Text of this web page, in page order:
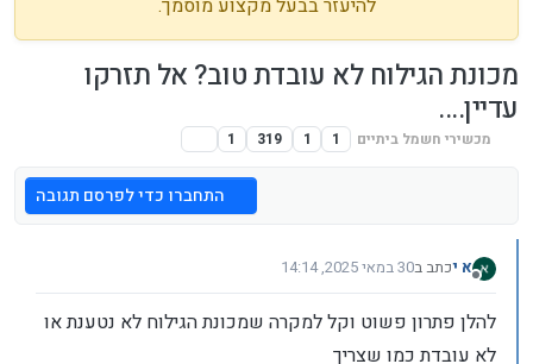
מכונת הגילוח לא עובדת טוב? אל תזרקו
עדיין....
מכשירי חשמל ביתיים 1
1
319
1
התחברו כדי לפרסם תגובה
מנותק
א יכתב ב30 במאי 2025, 14:14
נערך לאחרונה על ידי א י
להלן פתרון פשוט וקל למקרה שמכונת הגילוח לא נטענת או
לא עובדת כמו שצריך